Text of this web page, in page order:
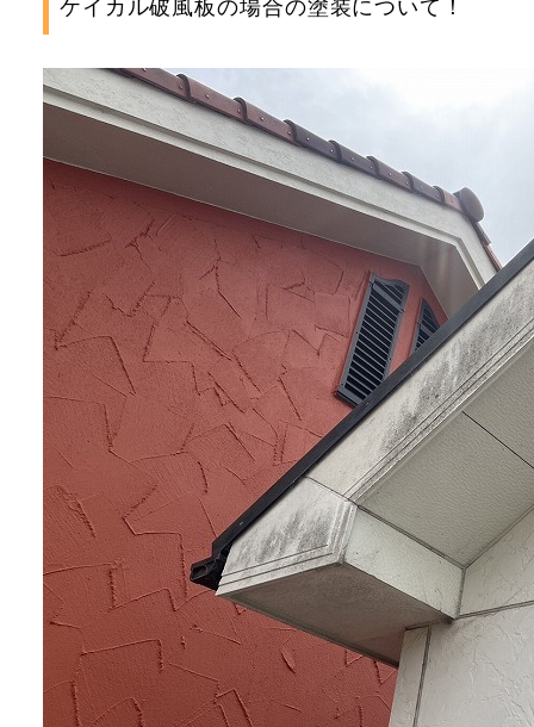
ケイカル破風板の場合の塗装について！